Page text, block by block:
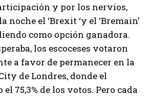
y por los nervios,
noche el ‘Brexit ‘y el ‘Bremain’
como opción ganadora.
los escoceses votaron
a favor de permanecer en la
de Londres, donde el
el 75,3% de los votos. Pero cada